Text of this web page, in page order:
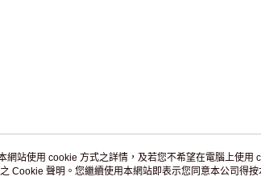
關於我們
網站使用 cookie 方式之詳情，及若您不希望在電腦上使用
Cookie 聲明。您繼續使用本網站即表示您同意本公司得